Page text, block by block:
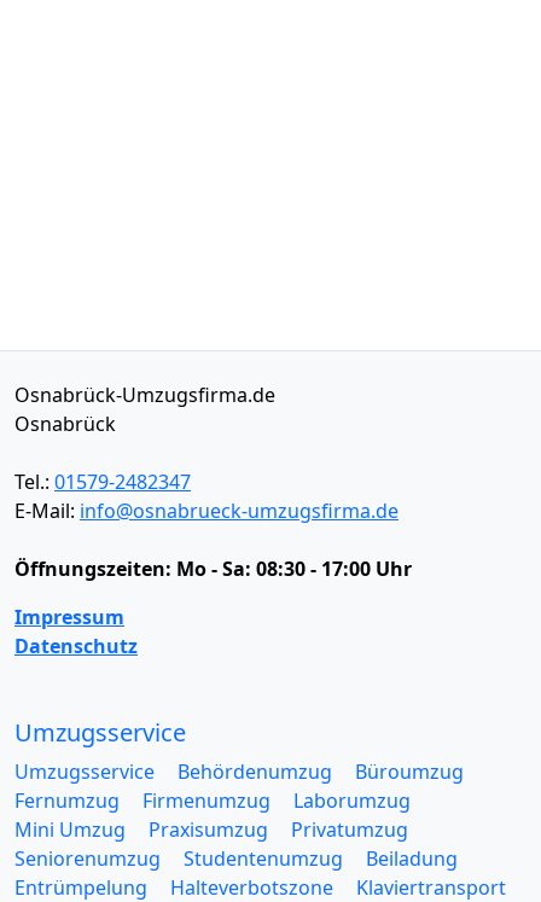
Osnabrück-Umzugsfirma.de
Osnabrück
Tel.: 01579-2482347
E-Mail: info@osnabrueck-umzugsfirma.de
Öffnungszeiten: Mo - Sa: 08:30 - 17:00 Uhr
Impressum
Datenschutz
Umzugsservice
Umzugsservice Behördenumzug
Büroumzug
Fernumzug
Firmenumzug
Laborumzug
Mini Umzug
Praxisumzug
Privatumzug
Seniorenumzug
Studentenumzug
Beiladung
Entrümpelung
Halteverbotszone
Klaviertransport